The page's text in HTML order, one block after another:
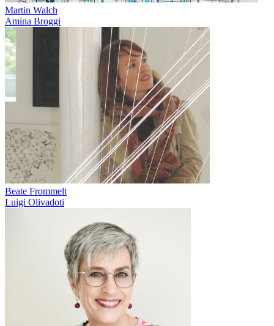
Martin Walch
Amina Broggi
Beate Frommelt
Luigi Olivadoti